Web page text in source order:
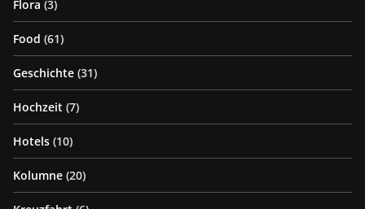
Flora (3)
Food (61)
Geschichte (31)
Hochzeit (7)
Hotels (10)
Kolumne (20)